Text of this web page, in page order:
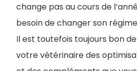
change pas au cours de
besoin de changer son
Il est toutefois toujours bon
votre vétérinaire des